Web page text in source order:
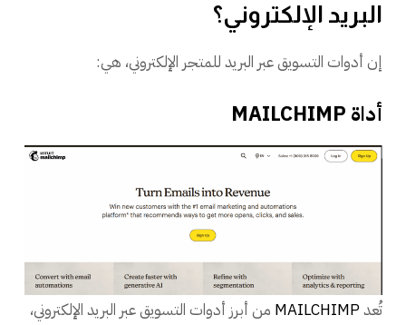
البريد الإلكتروني؟
إن أدوات التسويق عبر البريد للمتجر الإلكتروني، هي:
أداة MAILCHIMP
تُعدMAILCHIMP من أبرز أدوات التسويق عبر البريد الإلكتروني،